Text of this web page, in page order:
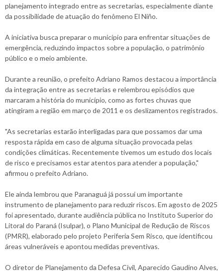
planejamento integrado entre as secretarias, especialmente diante
da possibilidade de atuação do fenômeno El Niño.
A iniciativa busca preparar o município para enfrentar situações de
emergência, reduzindo impactos sobre a população, o patrimônio
público e o meio ambiente.
Durante a reunião, o prefeito Adriano Ramos destacou a importância
da integração entre as secretarias e relembrou episódios que
marcaram a história do município, como as fortes chuvas que
atingiram a região em março de 2011 e os deslizamentos registrados.
"As secretarias estarão interligadas para que possamos dar uma
resposta rápida em caso de alguma situação provocada pelas
condições climáticas. Recentemente tivemos um estudo dos locais
de risco e precisamos estar atentos para atender a população,"
afirmou o prefeito Adriano.
Ele ainda lembrou que Paranaguá já possui um importante
instrumento de planejamento para reduzir riscos. Em agosto de 2025
foi apresentado, durante audiência pública no Instituto Superior do
Litoral do Paraná (Isulpar), o Plano Municipal de Redução de Riscos
(PMRR), elaborado pelo projeto Periferia Sem Risco, que identificou
áreas vulneráveis e apontou medidas preventivas.
O diretor de Planejamento da Defesa Civil, Aparecido Gaudino Alves,